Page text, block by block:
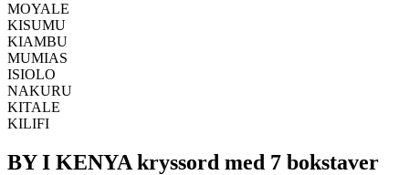
MOYALE
KISUMU
KIAMBU
MUMIAS
ISIOLO
NAKURU
KITALE
KILIFI
BY I KENYA kryssord med 7 bokstaver